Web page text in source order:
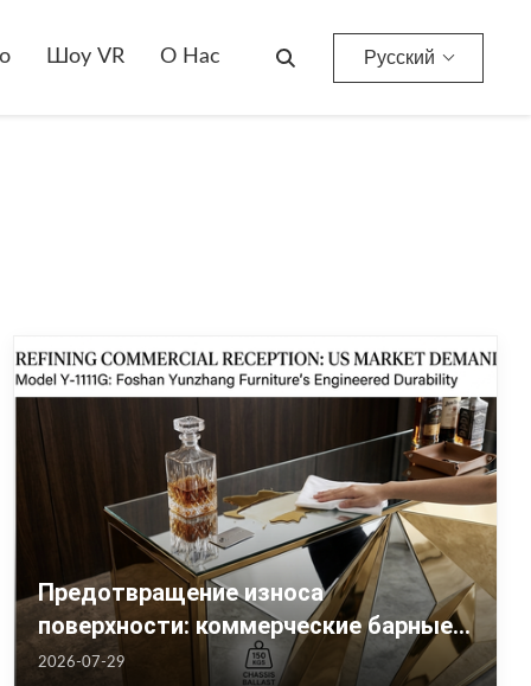
Шоу VR О Нас Русский
Предотвращение износа
поверхности: коммерческие барные
стойки из зеркального стекла и
2026-07-29